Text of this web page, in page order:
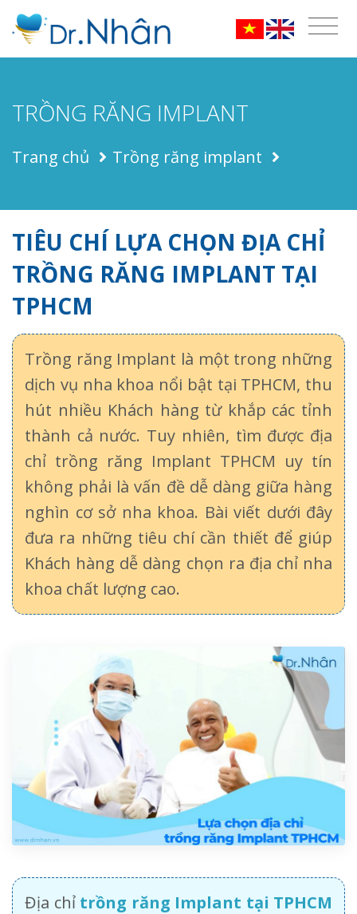
TRỒNG RĂNG IMPLANT
Trang chủ Trồng răng implant
TIÊU CHÍ LỰA CHỌN ĐỊA CHỈ
TRỒNG RĂNG IMPLANT TẠI
TPHCM
Trồng răng Implant là một trong những
dịch vụ nha khoa nổi bật tại TPHCM, thu
hút nhiều Khách hàng từ khắp các tỉnh
thành cả nước. Tuy nhiên, tìm được địa
chỉ trồng răng Implant TPHCM uy tín
không phải là vấn đề dễ dàng giữa hàng
nghìn cơ sở nha khoa. Bài viết dưới đây
đưa ra những tiêu chí cần thiết để giúp
Khách hàng dễ dàng chọn ra địa chỉ nha
khoa chất lượng cao.
Địa chỉ trồng răng Implant tại TPHCM